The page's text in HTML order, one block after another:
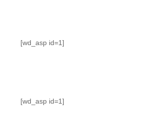
[wd_asp id=1]
[wd_asp id=1]